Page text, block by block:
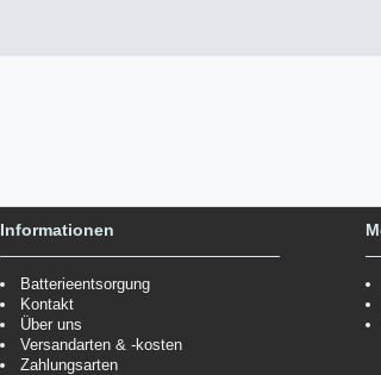
Informationen
Batterieentsorgung
Kontakt
Über uns
Versandarten & -kosten
Zahlungsarten